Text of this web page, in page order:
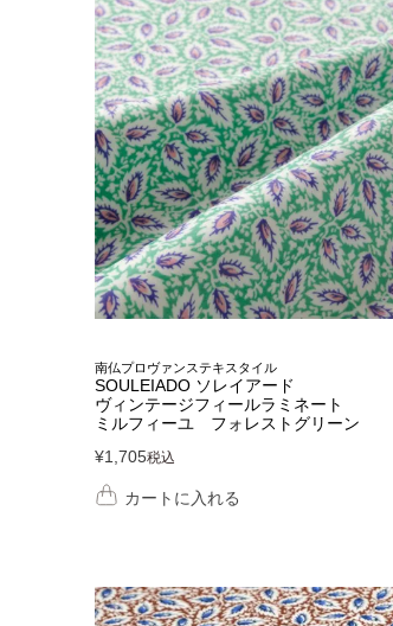
南仏プロヴァンステキスタイル
SOULEIADO ソレイアード
ヴィンテージフィールラミネート
ミルフィーユ フォレストグリーン
¥1,705税込
カートに入れる